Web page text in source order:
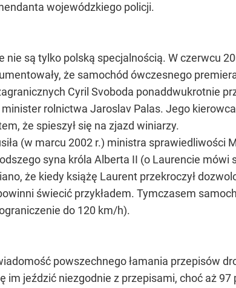
wojewódzkiego policji.
nie są tylko polską specjalnością. W czerwcu
że samochód ówczesnego
Cyril Svoboda ponaddwukrotnie
rolnictwa Jaroslav Palas. Jego
że spieszył się na zjazd winiarzy.
(w marcu 2002 r.) ministra sprawiedliwości
syna króla Alberta II (o Laurencie mówi
że kiedy książę Laurent przekroczył
świecić przykładem. Tymczasem
do 120 km/h).
powszechnego łamania przepisów
im jeździć niezgodnie z przepisami, choć aż